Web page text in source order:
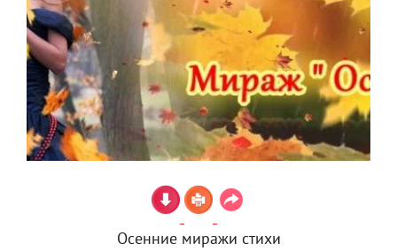
Осенние миражи стихи